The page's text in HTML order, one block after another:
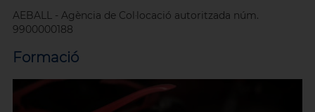
AEBALL - Agència de Col·locació autoritzada núm.
9900000188
Formació